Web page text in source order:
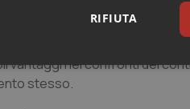
consentono di effettuare
nei confronti del
stesso.
RIFIUTA
Statistici